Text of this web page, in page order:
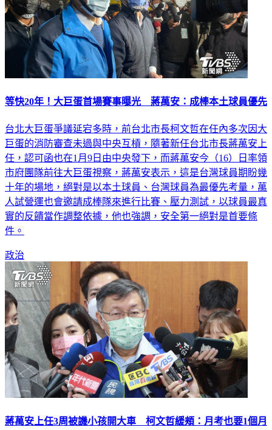
等快20年！大巨蛋首場賽事曝光 蔣萬安：成棒本土球員優先
台北大巨蛋爭議延宕多時，前台北市長柯文哲在任內多次因大
巨蛋的消防審查未過與中央互槓，隨著新任台北市長蔣萬安上
任，認可函也在1月9日由中央發下，而蔣萬安今（16）日率領
市府團隊前往大巨蛋視察，蔣萬安表示，這是台灣球員期盼幾
十年的場地，絕對是以本土球員、台灣球員為最優先考量，萬
人試營運也會邀請成棒隊來進行比賽、壓力測試，以球員最真
實的反饋當作調整依據，他也強調，安全第一絕對是首要條
件。
政治
蔣萬安上任3周被譏小孩開大車 柯文哲緩頰：月考也要1個月